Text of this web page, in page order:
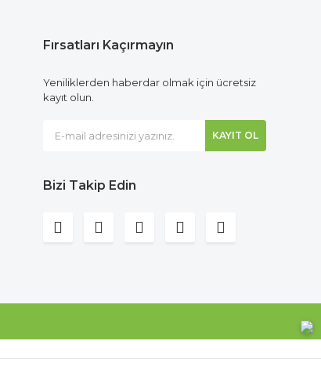
Fırsatları Kaçırmayın
Yeniliklerden haberdar olmak için ücretsiz
kayıt olun.
KAYIT OL
Bizi Takip Edin